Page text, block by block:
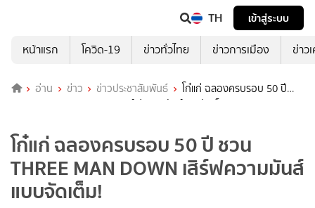
TH
เข้าสู่ระบบ
หน้าแรก
โควิด-19 ข่าวทั่วไทย ข่าวการเมือง ข่าว
อ่าน ข่าว ข่าวประชาสัมพันธ์
โก๋แก่ ฉลองครบรอบ 50 ปี
ชวน THREE MAN DOWN เสิร์ฟความมันส์แบบจัดเต็ม!
โก๋แก่ ฉลองครบรอบ 50 ปี ชวน
THREE MAN DOWN เสิร์ฟความมันส์
แบบจัดเต็ม!